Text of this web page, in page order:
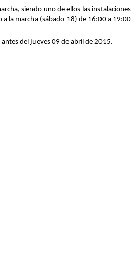
siendo uno de ellos las instalaciones
a la marcha (sábado 18) de 16:00 a 19:00
del jueves 09 de abril de 2015.